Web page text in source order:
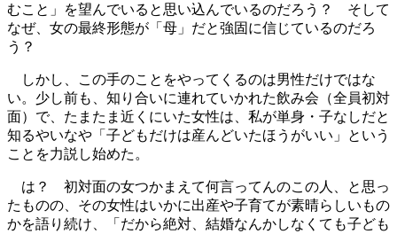
むこと」を望んでいると思い込んでいるのだろう？ そして
なぜ、女の最終形態が「母」だと強固に信じているのだろ
う？
しかし、この手のことをやってくるのは男性だけではな
い。少し前も、知り合いに連れていかれた飲み会（全員初対
面）で、たまたま近くにいた女性は、私が単身・子なしだと
知るやいなや「子どもだけは産んどいたほうがいい」という
ことを力説し始めた。
は？ 初対面の女つかまえて何言ってんのこの人、と思っ
たものの、その女性はいかに出産や子育てが素晴らしいもの
かを語り続け、「だから絶対、結婚なんかしなくても子ども